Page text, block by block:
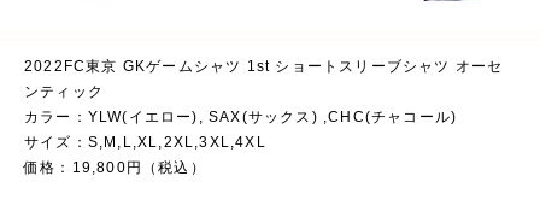
2022FC東京 GKゲームシャツ 1st ショートスリーブシャツ オーセ
ンティック
カラー：YLW(イエロー), SAX(サックス) ,CHC(チャコール)
サイズ：S,M,L,XL,2XL,3XL,4XL
価格：19,800円（税込）